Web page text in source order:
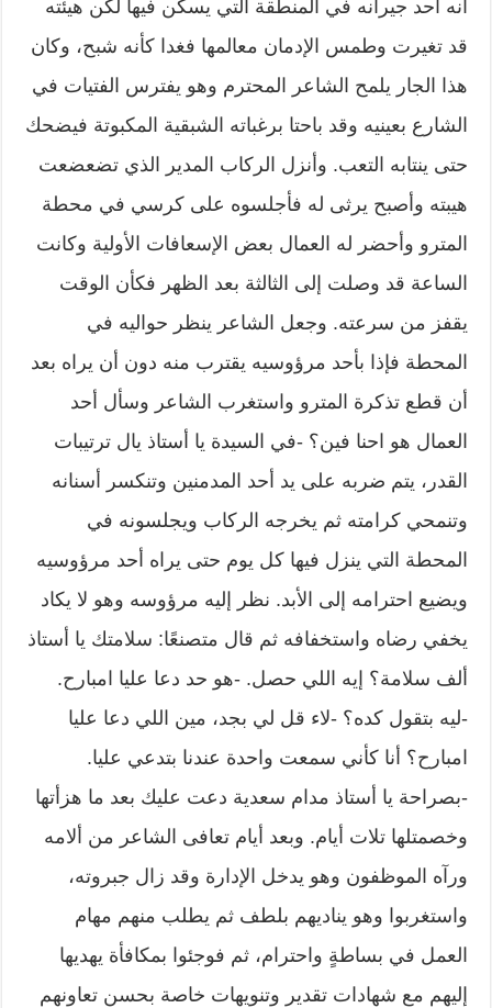
أنه أحد جيرانه في المنطقة التي يسكن فيها لكن هيئته
قد تغيرت وطمس الإدمان معالمها فغدا كأنه شبح، وكان
هذا الجار يلمح الشاعر المحترم وهو يفترس الفتيات في
الشارع بعينيه وقد باحتا برغباته الشبقية المكبوتة فيضحك
حتى ينتابه التعب. وأنزل الركاب المدير الذي تضعضعت
هيبته وأصبح يرثى له فأجلسوه على كرسي في محطة
المترو وأحضر له العمال بعض الإسعافات الأولية وكانت
الساعة قد وصلت إلى الثالثة بعد الظهر فكأن الوقت
يقفز من سرعته. وجعل الشاعر ينظر حواليه في
المحطة فإذا بأحد مرؤوسيه يقترب منه دون أن يراه بعد
أن قطع تذكرة المترو واستغرب الشاعر وسأل أحد
العمال هو احنا فين؟ -في السيدة يا أستاذ يال ترتيبات
القدر، يتم ضربه على يد أحد المدمنين وتنكسر أسنانه
وتنمحي كرامته ثم يخرجه الركاب ويجلسونه في
المحطة التي ينزل فيها كل يوم حتى يراه أحد مرؤوسيه
ويضيع احترامه إلى الأبد. نظر إليه مرؤوسه وهو لا يكاد
يخفي رضاه واستخفافه ثم قال متصنعًا: سلامتك يا أستاذ
ألف سلامة؟ إيه اللي حصل. -هو حد دعا عليا امبارح.
-ليه بتقول كده؟ -لاء قل لي بجد، مين اللي دعا عليا
امبارح؟ أنا كأني سمعت واحدة عندنا بتدعي عليا.
-بصراحة يا أستاذ مدام سعدية دعت عليك بعد ما هزأتها
وخصمتلها تلات أيام. وبعد أيام تعافى الشاعر من ألامه
ورآه الموظفون وهو يدخل الإدارة وقد زال جبروته،
واستغربوا وهو يناديهم بلطف ثم يطلب منهم مهام
العمل في بساطةٍ واحترام، ثم فوجئوا بمكافأة يهديها
إليهم مع شهادات تقدير وتنويهات خاصة بحسن تعاونهم